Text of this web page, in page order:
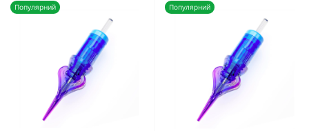
Популярний
Популярний